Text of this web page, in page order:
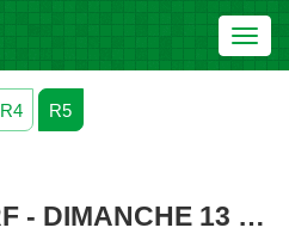
R4 R5
R5 - MARIENDORF - DIMANCHE 13 MARS 2022